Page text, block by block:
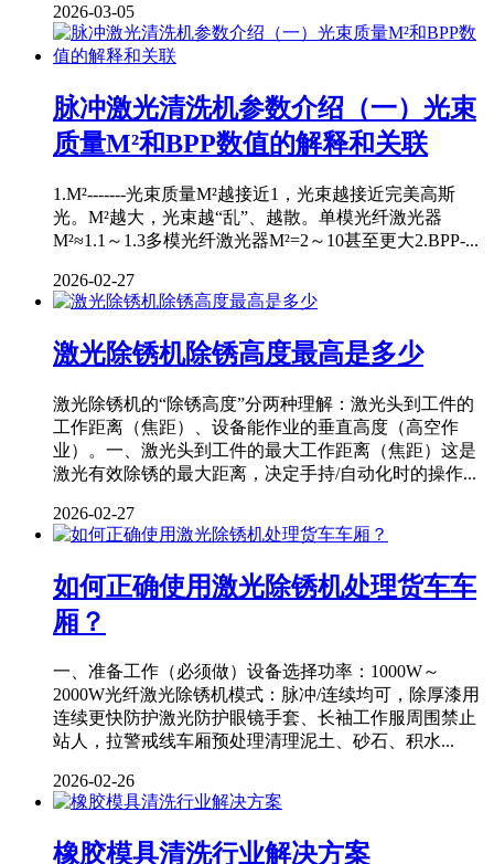
2026-03-05
脉冲激光清洗机参数介绍（一）光束
质量M²和BPP数值的解释和关联
1.M²-------光束质量M²越接近1，光束越接近完美高斯
光。M²越大，光束越“乱”、越散。单模光纤激光器
M²≈1.1～1.3多模光纤激光器M²=2～10甚至更大2.BPP-...
2026-02-27
激光除锈机除锈高度最高是多少
激光除锈机的“除锈高度”分两种理解：激光头到工件的
工作距离（焦距）、设备能作业的垂直高度（高空作
业）。一、激光头到工件的最大工作距离（焦距）这是
激光有效除锈的最大距离，决定手持/自动化时的操作...
2026-02-27
如何正确使用激光除锈机处理货车车
厢？
一、准备工作（必须做）设备选择功率：1000W～
2000W光纤激光除锈机模式：脉冲/连续均可，除厚漆用
连续更快防护激光防护眼镜手套、长袖工作服周围禁止
站人，拉警戒线车厢预处理清理泥土、砂石、积水...
2026-02-26
橡胶模具清洗行业解决方案